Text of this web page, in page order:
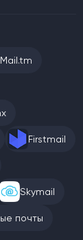
Mail.tm
Firstmail
Skymail
почты